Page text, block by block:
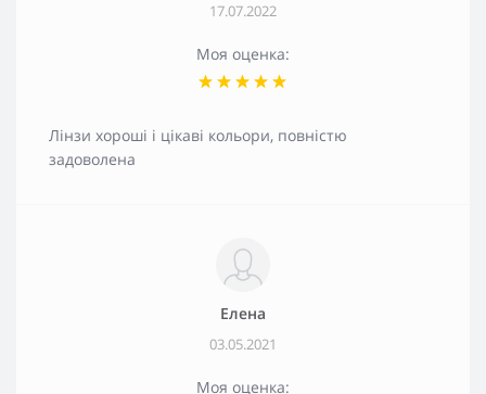
17.07.2022
Моя оценка:
Лінзи хороші і цікаві кольори, повністю
задоволена
Елена
03.05.2021
Моя оценка: